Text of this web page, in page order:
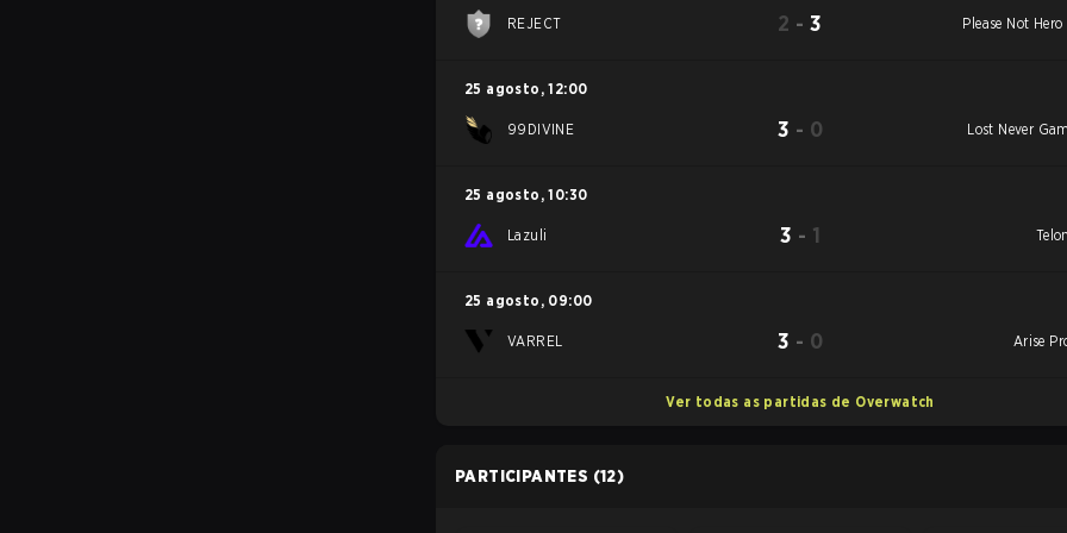
REJECT 2 -3 Please Not
25 agosto , 12:00
99DIVINE 3 - 0 Lost Never
25 agosto , 10:30
Lazuli 3 - 1
25 agosto , 09:00
VARREL 3 - 0 Arise
Ver todas as partidas de Overwatch
PARTICIPANTES (12)